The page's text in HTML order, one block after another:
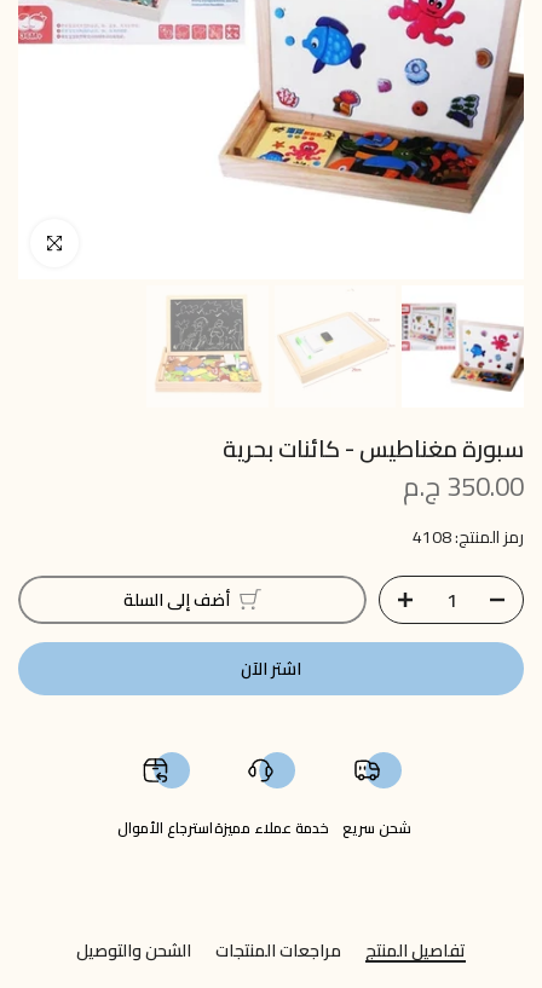
انقر للتكبير
سبورة مغناطيس - كائنات بحرية
350.00 ج.م
رمز المنتج:4108
أضف إلى السلة
اشتر الآن
شحن سريع خدمة عملاء مميزةاسترجاع الأموال
تفاصيل المنتج مراجعات المنتجات
الشحن والتوصيل